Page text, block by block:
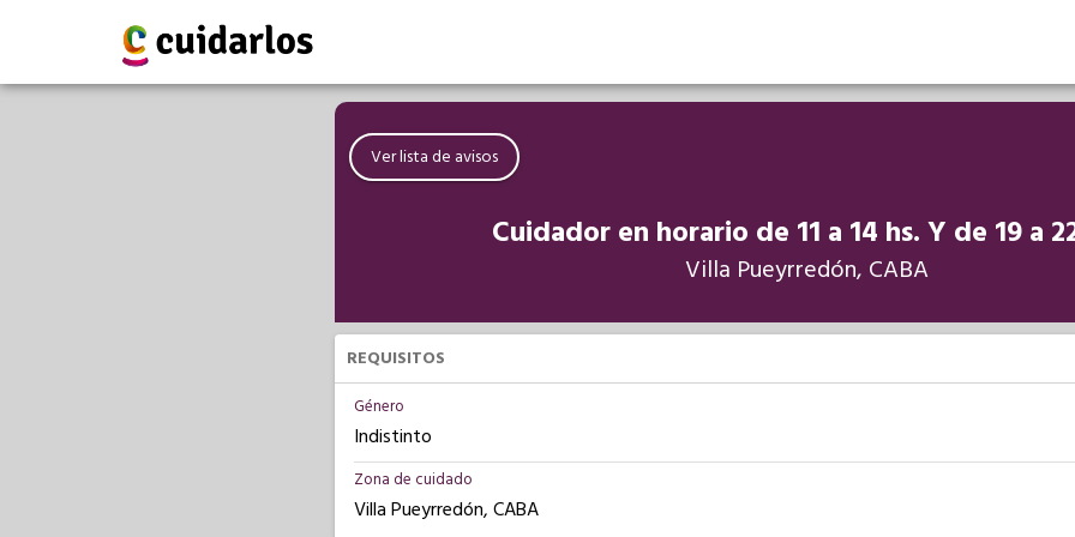
Ver lista de avisos
Cuidador en horario de 11 a 14 hs. Y de 19 a
Villa Pueyrredón, CABA
REQUISITOS
Género
Indistinto
Zona de cuidado
Villa Pueyrredón, CABA